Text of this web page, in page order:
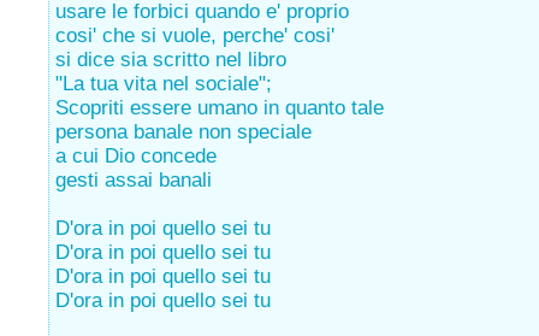
usare le forbici quando e' proprio
cosi' che si vuole, perche' cosi'
si dice sia scritto nel libro
"La tua vita nel sociale";
Scopriti essere umano in quanto tale
persona banale non speciale
a cui Dio concede
gesti assai banali
D'ora in poi quello sei tu
D'ora in poi quello sei tu
D'ora in poi quello sei tu
D'ora in poi quello sei tu